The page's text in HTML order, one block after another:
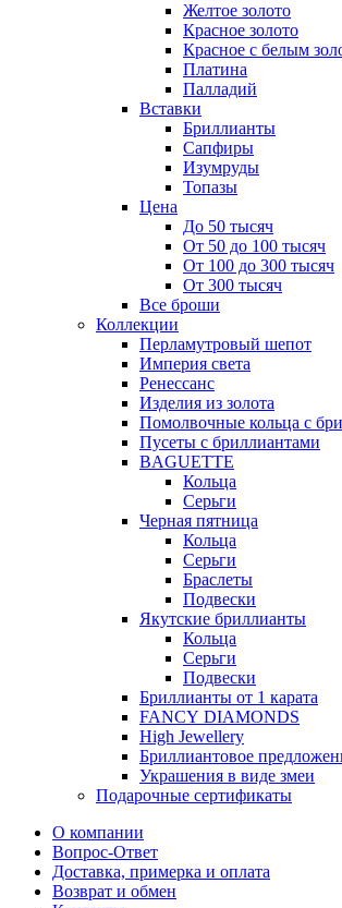
Желтое золото
Красное золото
Красное с белым
Платина
Палладий
Вставки
Бриллианты
Сапфиры
Изумруды
Топазы
Цена
До 50 тысяч
От 50 до 100 тысяч
От 100 до 300 тысяч
От 300 тысяч
Все броши
Коллекции
Перламутровый шепот
Империя света
Ренессанс
Изделия из золота
Помолвочные кольца с
Пусеты с бриллиантами
BAGUETTE
Кольца
Серьги
Черная пятница
Кольца
Серьги
Браслеты
Подвески
Якутские бриллианты
Кольца
Серьги
Подвески
Бриллианты от 1 карата
FANCY DIAMONDS
High Jewellery
Бриллиантовое
Украшения в виде змеи
Подарочные сертификаты
О компании
Вопрос-Ответ
Доставка, примерка и оплата
Возврат и обмен